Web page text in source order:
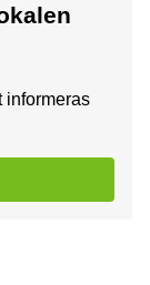
informeras